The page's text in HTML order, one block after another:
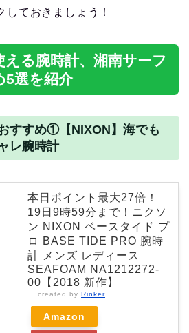
しておきましょう！
る腕時計、湘南サーフ
5選を紹介
すすめ①【NIXON】海でも
レ腕時計
本日ポイント最大27倍！
19日9時59分まで！ニクソ
ン NIXON ベースタイド プ
ロ BASE TIDE PRO 腕時
計 メンズ レディース
SEAFOAM NA1212272-
00【2018 新作】
created by Rinker
Amazon